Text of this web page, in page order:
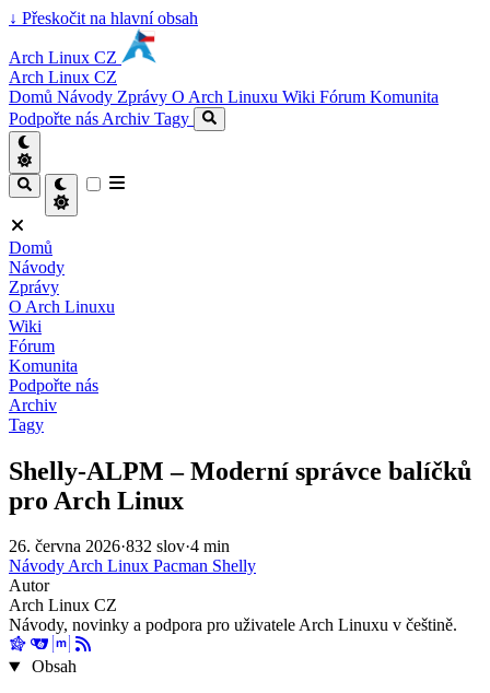
↓ Přeskočit na hlavní obsah
Arch Linux CZ
Arch Linux CZ
Domů Návody Zprávy O Arch Linuxu Wiki Fórum Komunita
Podpořte nás Archiv Tagy
Domů
Návody
Zprávy
O Arch Linuxu
Wiki
Fórum
Komunita
Podpořte nás
Archiv
Tagy
Shelly-ALPM – Moderní správce balíčků
pro Arch Linux
26. června 2026·832 slov·4 min
NávodyArch Linux Pacman Shelly
Autor
Arch Linux CZ
Návody, novinky a podpora pro uživatele Arch Linuxu v češtině.
Obsah